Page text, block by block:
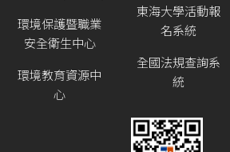
環境保護暨職業
安全衛生中心
環境教育資源中
心
東海大學活動報
名系統
全國法規查詢系
統